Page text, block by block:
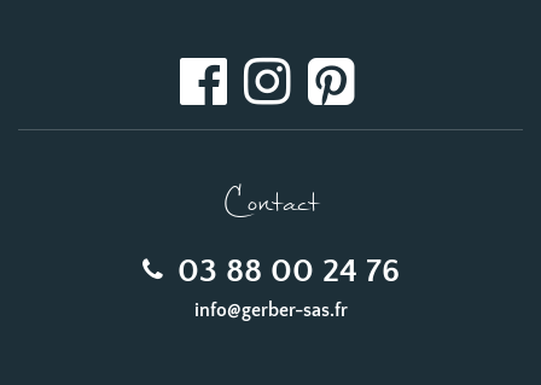
Contact
03 88 00 24 76
info@gerber-sas.fr